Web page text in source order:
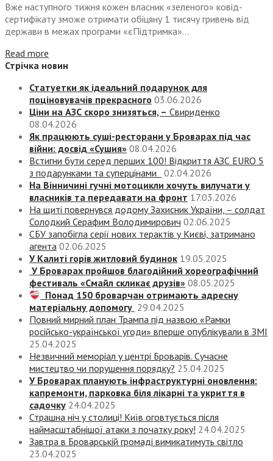
Вже наступного тижня кожен власник «зеленого» ковід-
сертифікату зможе отримати обіцяну 1 тисячу гривень від
держави в межах програми «єПідтримка»...
Read more
Стрічка новин
Статуетки як ідеальний подарунок для
поціновувачів прекрасного 03.06.2026
Ціни на АЗС скоро знизяться, – Свириденко
08.04.2026
Як працюють суші-ресторани у Броварах під час
війни: досвід «Сушия» 08.04.2026
Встигни бути серед перших 100! Відкриття АЗС EURO 5
з подарунками та суперцінами
02.04.2026
На Вінничині гучні мотоцикли хочуть вилучати у
власників та передавати на фронт 17.03.2026
На щиті повернувся додому Захисник України, – солдат
Солодкий Серафим Володимирович 02.06.2025
СБУ запобігла серії нових терактів у Києві, затримано
агента 02.06.2025
У Калиті горів житловий будинок 19.05.2025
У Броварах пройшов благодійний хореографічний
фестиваль «Смайл скликає друзів» 08.05.2025
Понад 150 броварчан отримають адресну
матеріальну допомогу 29.04.2025
Повний мирний план Трампа під назвою «‎Рамки
російсько-української угоди» вперше опублікували в ЗМІ
25.04.2025
Незвичний меморіал у центрі Броварів. Сучасне
мистецтво чи порушення порядку? 25.04.2025
У Броварах планують інфраструктурні оновлення:
капремонти, парковка біля лікарні та укриття в
садочку 24.04.2025
Страшна ніч у столиці! Київ оговтується після
наймасштабнішої атаки з початку року! 24.04.2025
Завтра в Броварській громаді вимикатимуть світло
23.04.2025